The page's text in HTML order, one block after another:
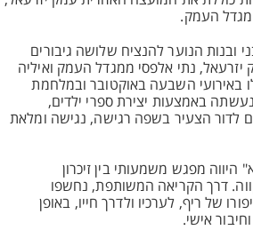
מגדל העמק.
ובנות הנוער להנציח שלושה גיבורים
נתי אלפסי ממגדל העמק ואיליה
באירועי השבעה באוקטובר ובמלחמת
באמצעות יצירת ספרי ילדים,
לדור הצעיר בשפה רגישה, נגישה ומלאת
מפגש משמעותי בין זיכרון
דרך הקריאה המשותפת, נחשפו
של ריף, לערכיו ולדרך חייו, באופן
אישי.